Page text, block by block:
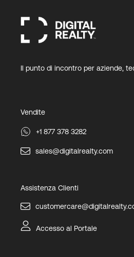
Il punto di incontro per aziende,
Vendite
+1 877 378 3282
sales@digitalrealty.com
Assistenza Clienti
Accesso al Portale